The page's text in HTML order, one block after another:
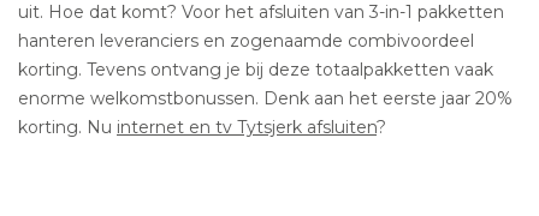
uit. Hoe dat komt? Voor het afsluiten van 3-in-1 pakketten
hanteren leveranciers en zogenaamde combivoordeel
korting. Tevens ontvang je bij deze totaalpakketten vaak
enorme welkomstbonussen. Denk aan het eerste jaar 20%
korting. Nu internet en tv Tytsjerk afsluiten?